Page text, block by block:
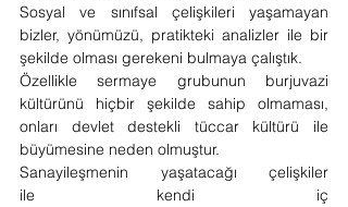
Sosyal ve sınıfsal çelişkileri yaşamayan
bizler, yönümüzü, pratikteki analizler ile bir
şekilde olması gerekeni bulmaya çalıştık.
Özellikle sermaye grubunun burjuvazi
kültürünü hiçbir şekilde sahip olmaması,
onları devlet destekli tüccar kültürü ile
büyümesine neden olmuştur.
Sanayileşmenin yaşatacağı çelişkiler
ile kendi iç